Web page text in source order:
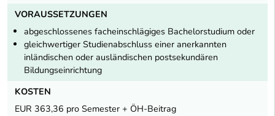
VORAUSSETZUNGEN
abgeschlossenes facheinschlägiges Bachelorstudium oder
gleichwertiger Studienabschluss einer anerkannten
inländischen oder ausländischen postsekundären
Bildungseinrichtung
KOSTEN
EUR 363,36 pro Semester + ÖH-Beitrag